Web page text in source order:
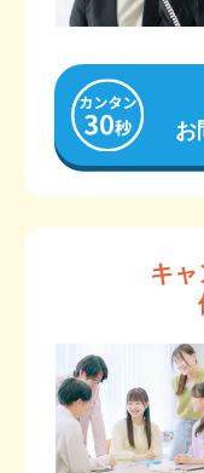
お
キ